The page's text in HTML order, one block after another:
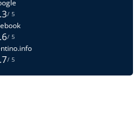
/ 5
/ 5
/ 5